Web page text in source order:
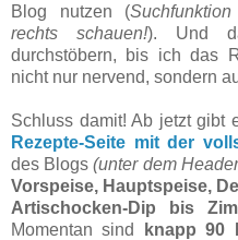
Blog nutzen (
rechts schauen!). Und
durchstöbern, bis ich das
nicht nur nervend, sondern
Schluss damit! Ab jetzt gibt
Rezepte-Seite mit der
des Blogs(unter dem
Vorspeise, Hauptspeise,
Artischocken-Dip bis
Momentan sind
knapp 90